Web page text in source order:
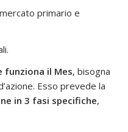
primario e
funziona il Mes, bisogna
Esso prevede la
in 3 fasi specifiche,